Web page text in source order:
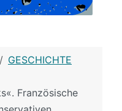
GESCHICHTE
Französische